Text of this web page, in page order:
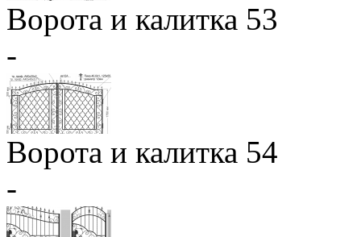
Ворота и калитка 53
-
Ворота и калитка 54
-